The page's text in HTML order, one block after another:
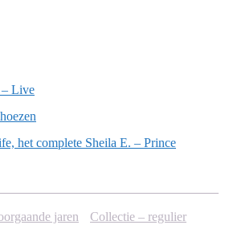
Live
het complete Sheila E. – Prince
jaren
Collectie – regulier